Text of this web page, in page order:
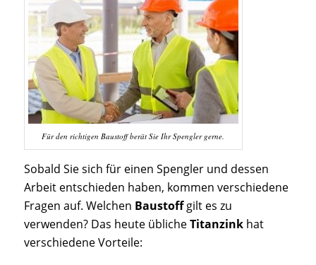
Für den richtigen Baustoff berät Sie Ihr Spengler gerne.
Sobald Sie sich für einen Spengler und dessen
Arbeit entschieden haben, kommen verschiedene
Fragen auf. Welchen Baustoffgilt es zu
verwenden? Das heute üblicheTitanzinkhat
verschiedene Vorteile: